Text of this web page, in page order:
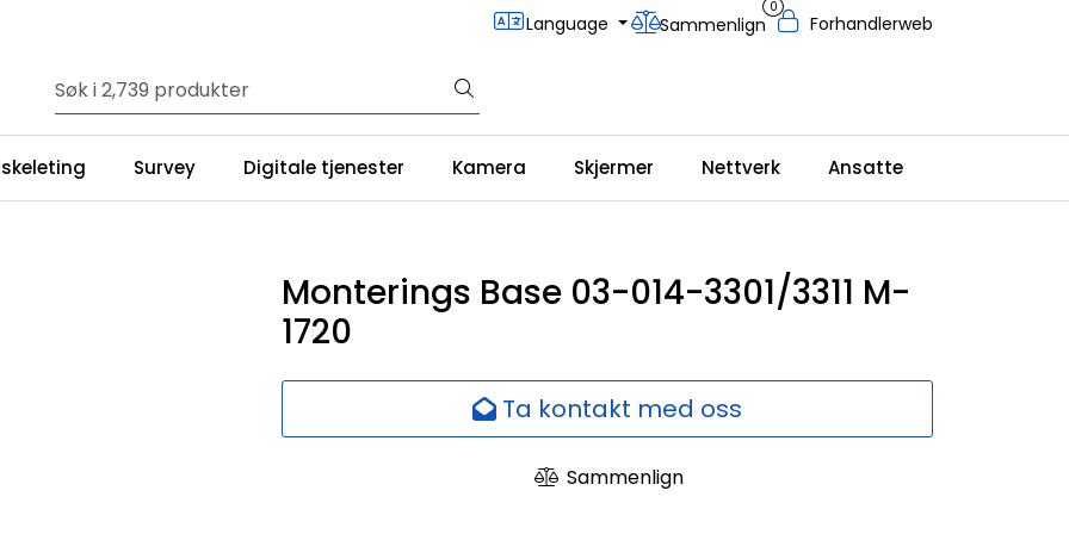
Language Sammenlign
0
Forhandlerweb
Survey Digitale tjenester Kamera Skjermer Nettverk Ansatte
Monterings Base 03-014-3301/3311 M-
1720
Ta kontakt med oss
Sammenlign